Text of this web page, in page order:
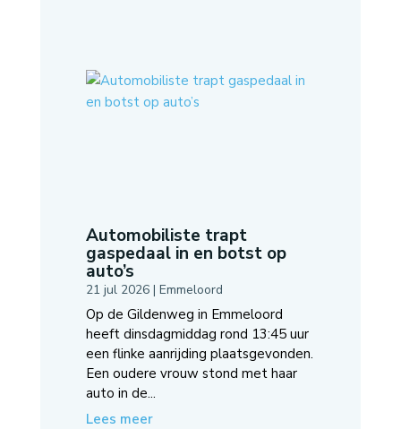
Automobiliste trapt
gaspedaal in en botst op
auto’s
21 jul 2026| Emmeloord
Op de Gildenweg in Emmeloord
heeft dinsdagmiddag rond 13:45 uur
een flinke aanrijding plaatsgevonden.
Een oudere vrouw stond met haar
auto in de...
Lees meer